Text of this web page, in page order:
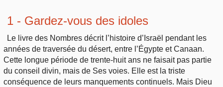
1 - Gardez-vous des idoles
Le livre des Nombres décrit l’histoire d’Israël pendant les
années de traversée du désert, entre l’Égypte et Canaan.
Cette longue période de trente-huit ans ne faisait pas partie
du conseil divin, mais de Ses voies. Elle est la triste
conséquence de leurs manquements continuels. Mais Dieu